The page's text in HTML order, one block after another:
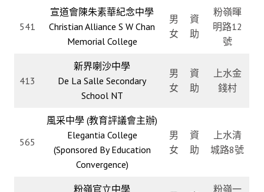
541
宣道會陳朱素華紀念中學
Christian Alliance S W Chan
Memorial College
男
女
資
助
粉嶺暉
明路12
號
413
新界喇沙中學
De La Salle Secondary
School NT
男
女
資
助
上水金
錢村
565
風采中學 (教育評議會主辦)
Elegantia College
(Sponsored By Education
Convergence)
男
女
資
助
上水清
城路8號
粉嶺官立中學
粉嶺一